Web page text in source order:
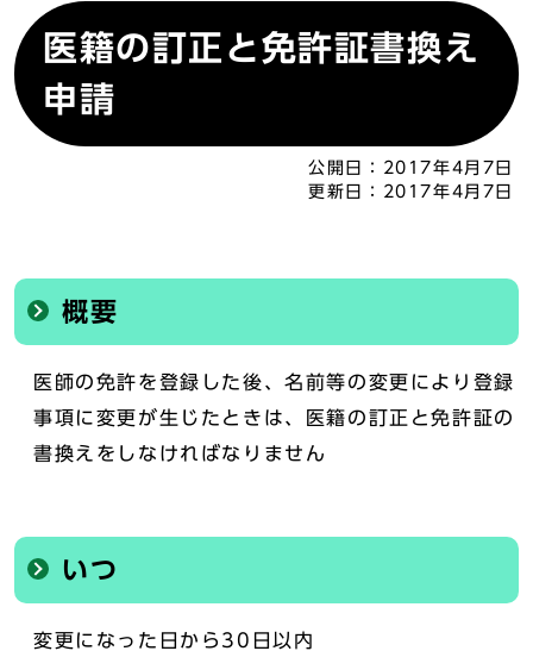
医籍の訂正と免許証書換え
申請
公開日：
2017年4月7日
更新日：
2017年4月7日
概要
医師の免許を登録した後、名前等の変更により登録
事項に変更が生じたときは、医籍の訂正と免許証の
書換えをしなければなりません
いつ
変更になった日から30日以内